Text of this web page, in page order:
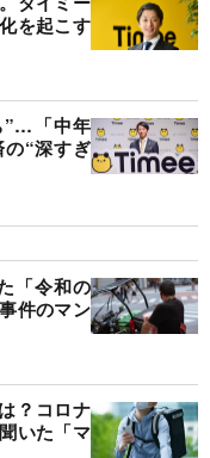
を起こす
”…「中年
“深すぎ
「令和の
件のマン
？コロナ
いた「マ